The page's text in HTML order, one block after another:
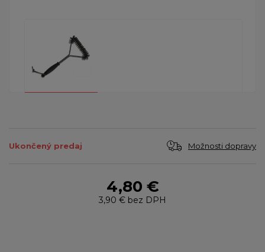
Ukončený predaj Možnosti dopravy
4,80 €
3,90 € bez DPH